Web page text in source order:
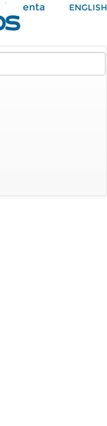
Mi Cuenta ENGLISH